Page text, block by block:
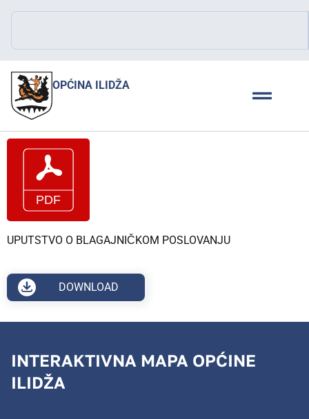
OPĆINA ILIDŽA
UPUTSTVO O BLAGAJNIČKOM POSLOVANJU
DOWNLOAD
INTERAKTIVNA MAPA OPĆINE
ILIDŽA